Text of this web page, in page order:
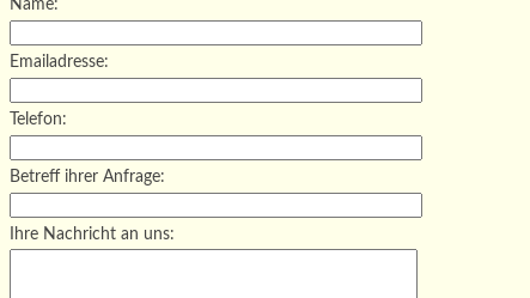
Name:
Emailadresse:
Telefon:
Betreff ihrer Anfrage:
Ihre Nachricht an uns: